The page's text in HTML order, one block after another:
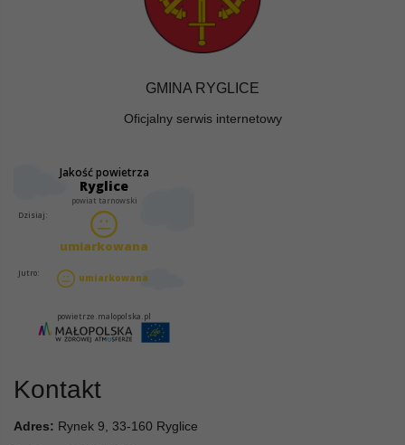
GMINA RYGLICE
Oficjalny serwis internetowy
Kontakt
Adres: Rynek 9, 33-160 Ryglice